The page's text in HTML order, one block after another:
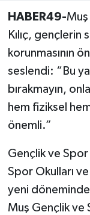
HABER49-
Kılıç, gençlerin
korunmasının
seslendi: “Bu
bırakmayın,
hem fiziksel
önemli.”
Gençlik ve Spor
Spor Okulları ve
yeni
Muş Gençlik ve